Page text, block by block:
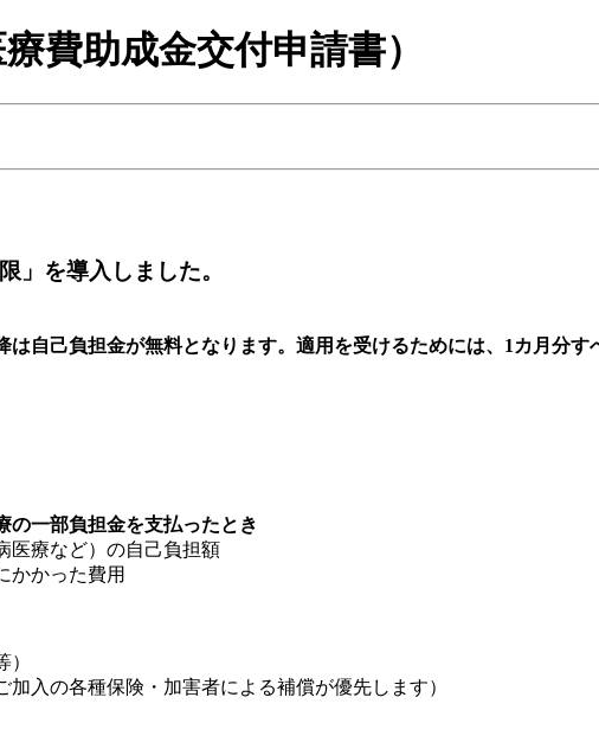
費助成金交付申請書）
」を導入しました。
は自己負担金が無料となります。適用を受けるためには、1カ月分
の一部負担金を支払ったとき
医療など）の自己負担額
かかった費用
入の各種保険・加害者による補償が優先します）